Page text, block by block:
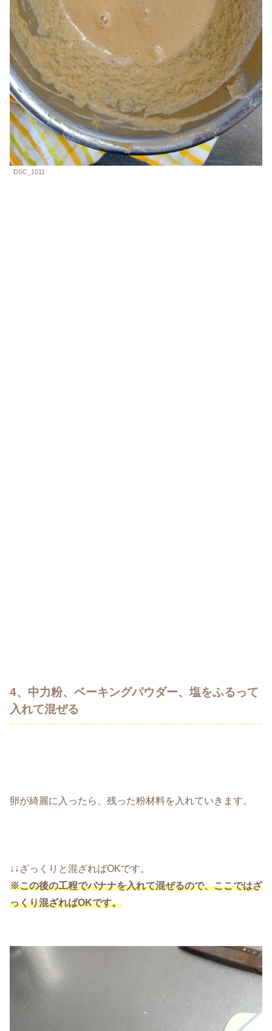
DSC_1011
4、中力粉、ベーキングパウダー、塩をふるって
入れて混ぜる
卵が綺麗に入ったら、残った粉材料を入れていきます。
↓↓ざっくりと混ざればOKです。
※この後の工程でバナナを入れて混ぜるので、ここではざ
っくり混ざればOKです。